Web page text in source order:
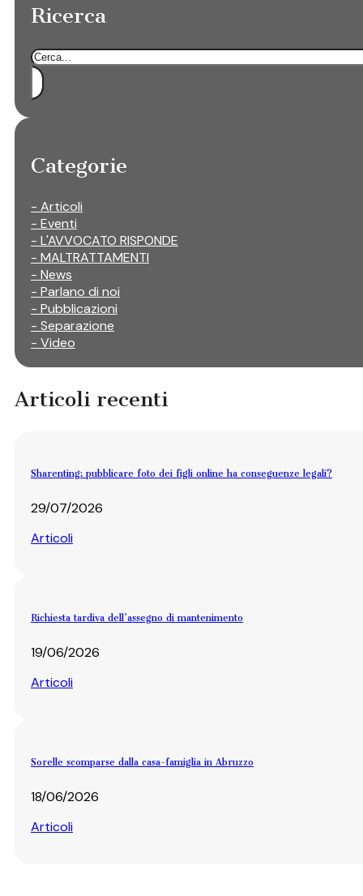
Ricerca
Cerca
Categorie
- Articoli
- Eventi
- L'AVVOCATO RISPONDE
- MALTRATTAMENTI
- News
- Parlano di noi
- Pubblicazioni
- Separazione
- Video
Articoli recenti
Sharenting: pubblicare foto dei figli online ha conseguenze legali?
29/07/2026
Articoli
Richiesta tardiva dell’assegno di mantenimento
19/06/2026
Articoli
Sorelle scomparse dalla casa-famiglia in Abruzzo
18/06/2026
Articoli